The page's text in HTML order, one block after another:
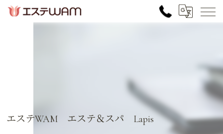
エステWAM エステ＆スパ Lapis